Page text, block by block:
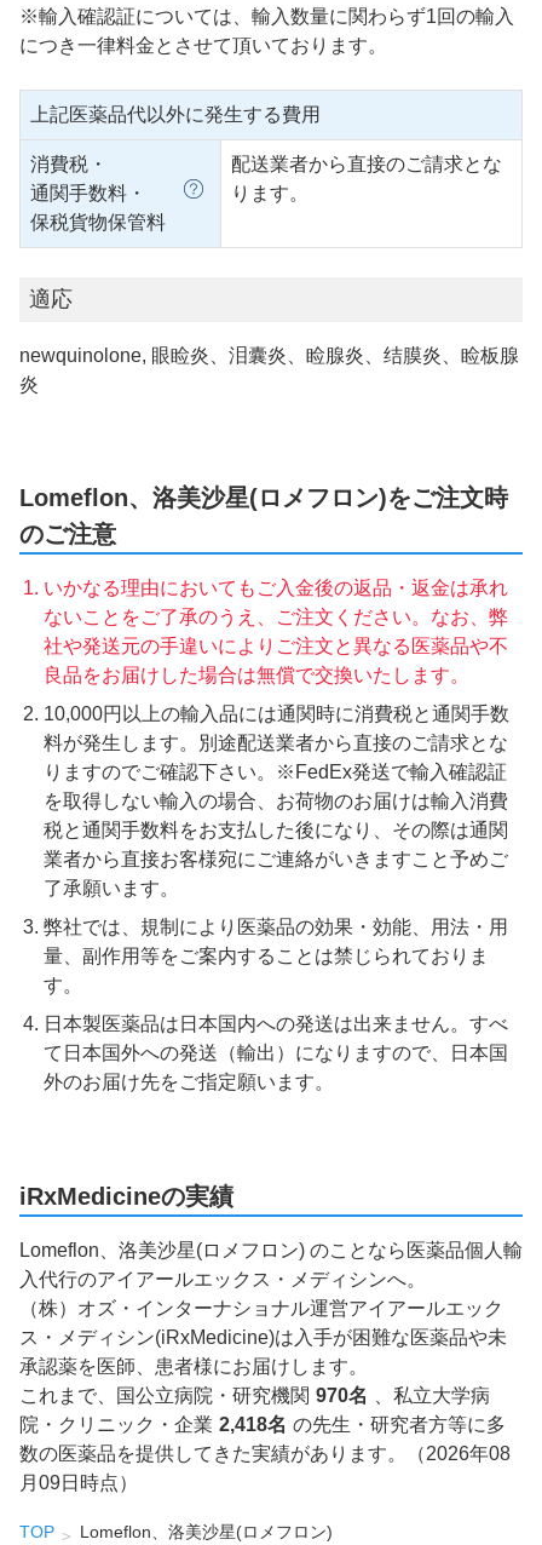
※輸入確認証については、輸入数量に関わらず1回の輸入
につき一律料金とさせて頂いております。
上記医薬品代以外に発生する費用
消費税・
通関手数料・
保税貨物保管料
配送業者から直接のご請求とな
ります。
適応
newquinolone, 眼睑炎、泪囊炎、睑腺炎、结膜炎、睑板腺
炎
Lomeflon、洛美沙星(ロメフロン)をご注文時
のご注意
いかなる理由においてもご入金後の返品・返金は承れ
ないことをご了承のうえ、ご注文ください。なお、弊
社や発送元の手違いによりご注文と異なる医薬品や不
良品をお届けした場合は無償で交換いたします。
10,000円以上の輸入品には通関時に消費税と通関手数
料が発生します。別途配送業者から直接のご請求とな
りますのでご確認下さい。※FedEx発送で輸入確認証
を取得しない輸入の場合、お荷物のお届けは輸入消費
税と通関手数料をお支払した後になり、その際は通関
業者から直接お客様宛にご連絡がいきますこと予めご
了承願います。
弊社では、規制により医薬品の効果・効能、用法・用
量、副作用等をご案内することは禁じられておりま
す。
日本製医薬品は日本国内への発送は出来ません。すべ
て日本国外への発送（輸出）になりますので、日本国
外のお届け先をご指定願います。
iRxMedicineの実績
Lomeflon、洛美沙星(ロメフロン) のことなら医薬品個人輸
入代行のアイアールエックス・メディシンへ。
（株）オズ・インターナショナル運営アイアールエック
ス・メディシン(iRxMedicine)は入手が困難な医薬品や未
承認薬を医師、患者様にお届けします。
これまで、国公立病院・研究機関 970名
、私立大学病
院・クリニック・企業 2,418名 の先生・研究者方等に多
数の医薬品を提供してきた実績があります。（2026年08
月09日時点）
TOP Lomeflon、洛美沙星(ロメフロン)